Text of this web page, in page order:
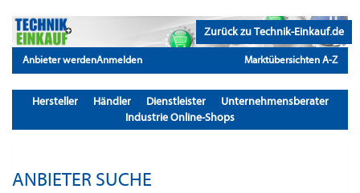
Zurück zu Technik-Einkauf.de
Anbieter werdenAnmelden Marktübersichten A-Z
Hersteller Händler Dienstleister
Unternehmensberater
Industrie Online-Shops
ANBIETER SUCHE